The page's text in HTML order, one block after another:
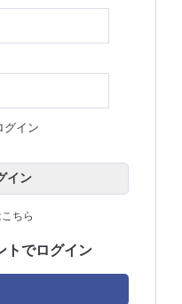
グイン
イン
ちら
トでログイン